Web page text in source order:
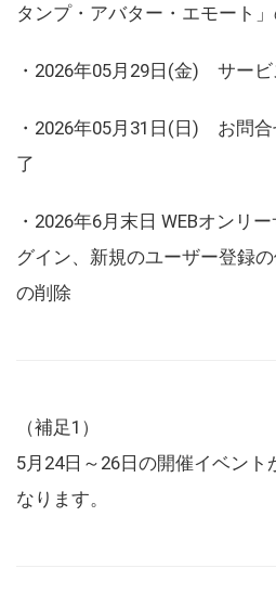
タンプ・アバター・エモート
・2026年05月29日(金) サービ
・2026年05月31日(日) お問
了
・2026年6月末日 WEBオンリ
グイン、新規のユーザー登録
の削除
（補足1）
5月24日～26日の開催イベント
なります。